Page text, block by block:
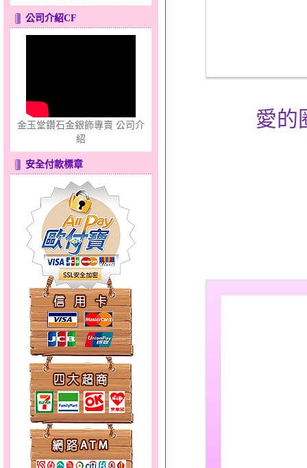
只愛你～男黃金戒指
幸福祈願～金銀鋼套鍊
心之舞～金銀鋼套鍊
分享愛～金銀鋼套鍊
公司介紹CF
金玉堂鑽石金銀飾專賣 公司介
紹
安全付款標章
愛的